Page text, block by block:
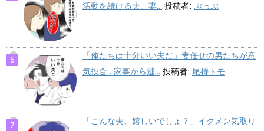
活動を続ける夫。妻... 投稿者: ぷっぷ
「俺たちは十分いい夫だ」妻任せの男たちが意
気投合…家事から逃... 投稿者: 尾持トモ
「こんな夫、嬉しいでしょ？」イクメン気取り